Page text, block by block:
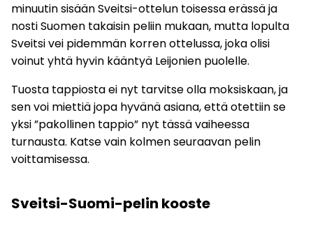
minuutin sisään Sveitsi-ottelun toisessa erässä ja
nosti Suomen takaisin peliin mukaan, mutta lopulta
Sveitsi vei pidemmän korren ottelussa, joka olisi
voinut yhtä hyvin kääntyä Leijonien puolelle.
Tuosta tappiosta ei nyt tarvitse olla moksiskaan, ja
sen voi miettiä jopa hyvänä asiana, että otettiin se
yksi ”pakollinen tappio” nyt tässä vaiheessa
turnausta. Katse vain kolmen seuraavan pelin
voittamisessa.
Sveitsi-Suomi-pelin kooste